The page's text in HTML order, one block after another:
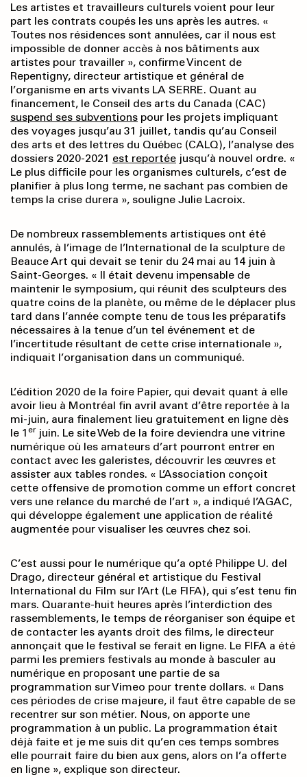
Les artistes et travailleurs culturels voient pour leur
part les contrats coupés les uns après les autres. «
Toutes nos résidences sont annulées, car il nous est
impossible de donner accès à nos bâtiments aux
artistes pour travailler », confirme Vincent de
Repentigny, directeur artistique et général de
l’organisme en arts vivants LA SERRE. Quant au
financement, le Conseil des arts du Canada (CAC)
suspend ses subventions pour les projets impliquant
des voyages jusqu’au 31 juillet, tandis qu’au Conseil
des arts et des lettres du Québec (CALQ), l’analyse des
dossiers 2020-2021 est reportée jusqu’à nouvel ordre. «
Le plus difficile pour les organismes culturels, c’est de
planifier à plus long terme, ne sachant pas combien de
temps la crise durera », souligne Julie Lacroix.
De nombreux rassemblements artistiques ont été
annulés, à l’image de l’International de la sculpture de
Beauce Art qui devait se tenir du 24 mai au 14 juin à
Saint-Georges. « Il était devenu impensable de
maintenir le symposium, qui réunit des sculpteurs des
quatre coins de la planète, ou même de le déplacer plus
tard dans l’année compte tenu de tous les préparatifs
nécessaires à la tenue d’un tel événement et de
l’incertitude résultant de cette crise internationale »,
indiquait l’organisation dans un communiqué.
L’édition 2020 de la foire Papier, qui devait quant à elle
avoir lieu à Montréal fin avril avant d’être reportée à la
mi-juin, aura finalement lieu gratuitement en ligne dès
le 1 erjuin. Le site Web de la foire deviendra une vitrine
numérique où les amateurs d’art pourront entrer en
contact avec les galeristes, découvrir les œuvres et
assister aux tables rondes. « L’Association conçoit
cette offensive de promotion comme un effort concret
vers une relance du marché de l’art », a indiqué l’AGAC,
qui développe également une application de réalité
augmentée pour visualiser les œuvres chez soi.
C’est aussi pour le numérique qu’a opté Philippe U. del
Drago, directeur général et artistique du Festival
International du Film sur l’Art (Le FIFA), qui s’est tenu fin
mars. Quarante-huit heures après l’interdiction des
rassemblements, le temps de réorganiser son équipe et
de contacter les ayants droit des films, le directeur
annonçait que le festival se ferait en ligne. Le FIFA a été
parmi les premiers festivals au monde à basculer au
numérique en proposant une partie de sa
programmation sur Vimeo pour trente dollars. « Dans
ces périodes de crise majeure, il faut être capable de se
recentrer sur son métier. Nous, on apporte une
programmation à un public. La programmation était
déjà faite et je me suis dit qu’en ces temps sombres
elle pourrait faire du bien aux gens, alors on l’a offerte
en ligne », explique son directeur.